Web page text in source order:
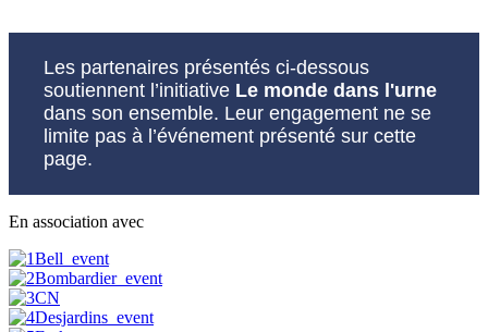
Les partenaires présentés ci‑dessous
soutiennent l’initiative Le monde dans l'urne
dans son ensemble. Leur engagement ne se
limite pas à l’événement présenté sur cette
page.
En association avec